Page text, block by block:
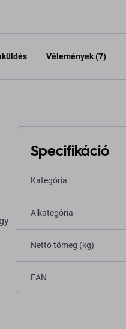
Vélemények (7)
Specifikáció
Kategória
Alkategória
Nettó tömeg (kg)
EAN